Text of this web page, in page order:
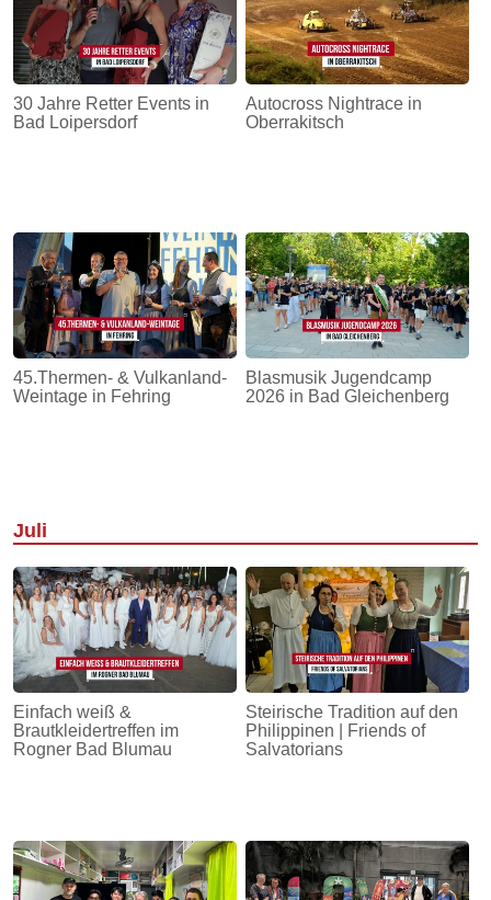
30 Jahre Retter Events in
Bad Loipersdorf
Autocross Nightrace in
Oberrakitsch
45.Thermen- & Vulkanland-
Weintage in Fehring
Blasmusik Jugendcamp
2026 in Bad Gleichenberg
Juli
Einfach weiß &
Brautkleidertreffen im
Rogner Bad Blumau
Steirische Tradition auf den
Philippinen | Friends of
Salvatorians